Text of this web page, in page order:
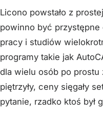
Licono powstało z
powinno być
pracy i studiów
programy takie jak
dla wielu osób po
piętrzyły, ceny sięgały
pytanie, rzadko ktoś był